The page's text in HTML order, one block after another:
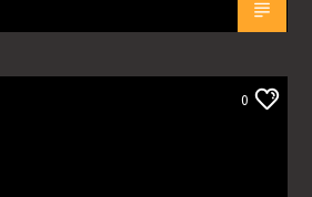
0